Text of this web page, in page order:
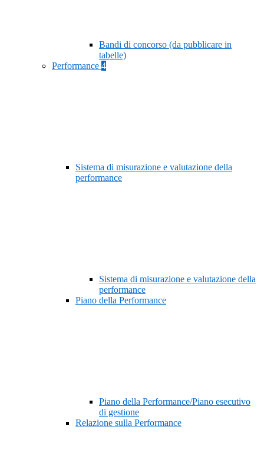
Bandi di concorso (da pubblicare in
tabelle)
Performance 4
Sistema di misurazione e valutazione della
performance
Sistema di misurazione e valutazione della
performance
Piano della Performance
Piano della Performance/Piano esecutivo
di gestione
Relazione sulla Performance